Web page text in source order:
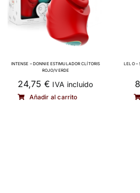
INTENSE – DONNIE ESTIMULADOR CLÍTORIS
ROJO/VERDE
24,75 € IVA incluido
Añadir al carrito
LELO –